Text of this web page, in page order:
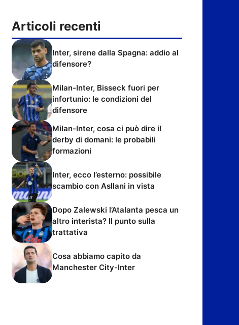
Articoli recenti
Inter, sirene dalla Spagna: addio al
difensore?
Milan-Inter, Bisseck fuori per
infortunio: le condizioni del
difensore
Milan-Inter, cosa ci può dire il
derby di domani: le probabili
formazioni
Inter, ecco l’esterno: possibile
scambio con Asllani in vista
Dopo Zalewski l’Atalanta pesca un
altro interista? Il punto sulla
trattativa
Cosa abbiamo capito da
Manchester City-Inter